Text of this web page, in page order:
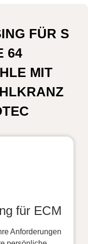
FÜR S
64
MIT
für ECM
Anforderungen